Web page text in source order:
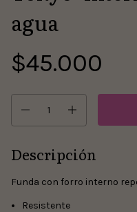
agua
$45.000
Descripción
Funda con forro interno
Resistente